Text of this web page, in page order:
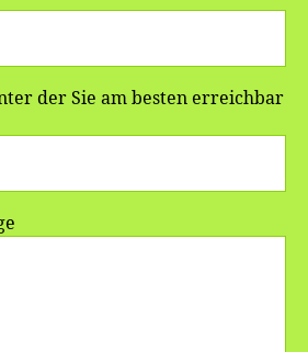
der Sie am besten erreichbar